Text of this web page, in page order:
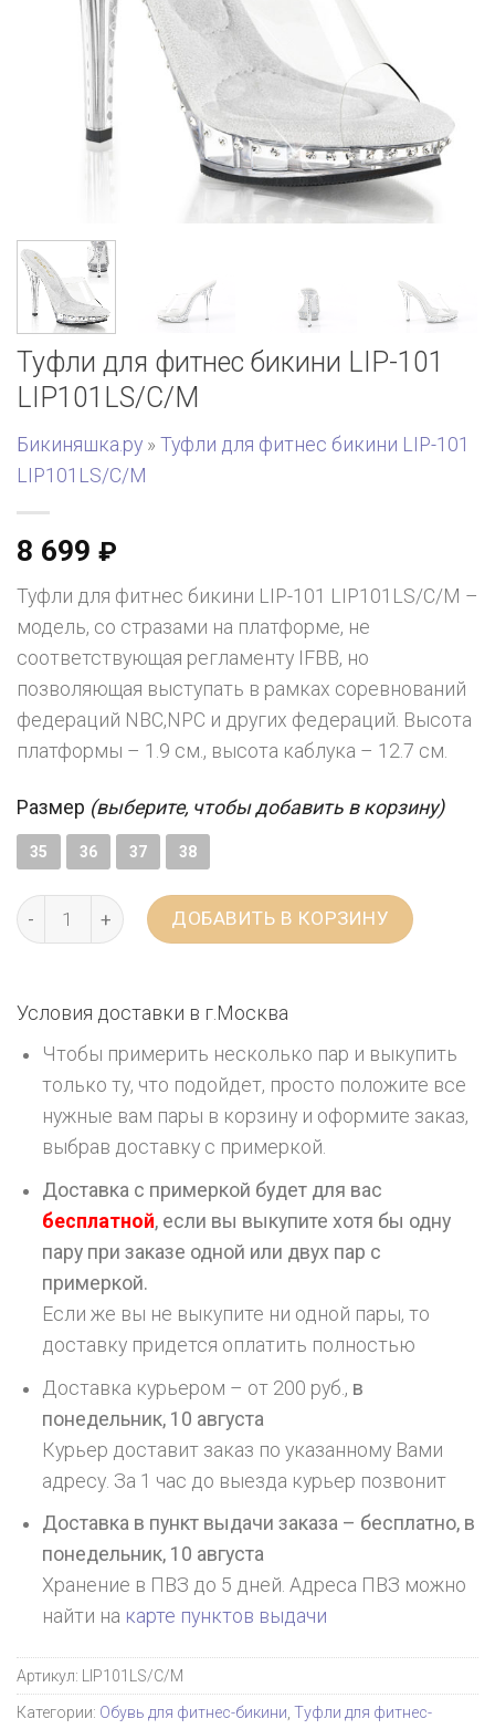
Туфли для фитнес бикини LIP-101
LIP101LS/C/M
Бикиняшка.ру » Туфли для фитнес бикини LIP-101
LIP101LS/C/M
8 699 ₽
Туфли для фитнес бикини LIP-101 LIP101LS/C/M –
модель, со стразами на платформе, не
соответствующая регламенту IFBB, но
позволяющая выступать в рамках соревнований
федераций NBC,NPC и других федераций. Высота
платформы – 1.9 см., высота каблука – 12.7 см.
Размер (выберите, чтобы добавить в корзину)
35 36 37 38
ДОБАВИТЬ В КОРЗИНУ
Условия доставки в г. Москва
Чтобы примерить несколько пар и выкупить
только ту, что подойдет, просто положите все
нужные вам пары в корзину и оформите заказ,
выбрав доставку с примеркой.
Доставка с примеркой будет для вас
бесплатной, если вы выкупите хотя бы одну
пару при заказе одной или двух пар с
примеркой.
Если же вы не выкупите ни одной пары, то
доставку придется оплатить полностью
Доставка курьером – от 200 руб., в
понедельник, 10 августа
Курьер доставит заказ по указанному Вами
адресу. За 1 час до выезда курьер позвонит
Доставка в пункт выдачи заказа – бесплатно, в
понедельник, 10 августа
Хранение в ПВЗ до 5 дней. Адреса ПВЗ можно
найти на карте пунктов выдачи
Артикул: LIP101LS/C/M
Категории: Обувь для фитнес-бикини, Туфли для фитнес-